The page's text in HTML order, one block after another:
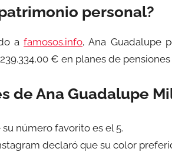
personal?
afamosos.info, Ana Guadalupe
€ en planes de
de Ana Guadalupe
número favorito es el 5.
declaró que su color